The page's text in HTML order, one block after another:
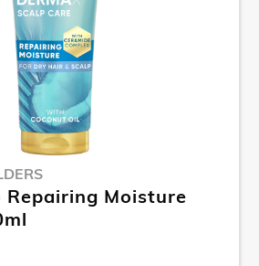
Repairing Moisture